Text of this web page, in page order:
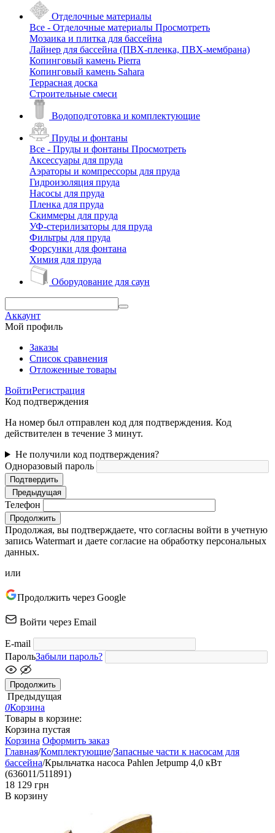
Отделочные материалы
Все - Отделочные материалы Просмотреть
Мозаика и плитка для бассейна
Лайнер для бассейна (ПВХ-пленка, ПВХ-мембрана)
Копинговый камень Pierra
Копинговый камень Sahara
Террасная доска
Строительные смеси
Водоподготовка и комплектующие
Пруды и фонтаны
Все - Пруды и фонтаны Просмотреть
Аксессуары для пруда
Аэраторы и компрессоры для пруда
Гидроизоляция пруда
Насосы для пруда
Пленка для пруда
Скиммеры для пруда
УФ-стерилизаторы для пруда
Фильтры для пруда
Форсунки для фонтана
Химия для пруда
Оборудование для саун
Аккаунт
Мой профиль
Заказы
Список сравнения
Отложенные товары
ВойтиРегистрация
Код подтверждения
На номер был отправлен код для подтверждения. Код
действителен в течение 3 минут.
Не получили код подтверждения?
Одноразовый пароль
Подтвердить
Предыдущая
Телефон
Продолжить
Продолжая, вы подтверждаете, что согласны войти в учетную
запись Watermart и даете согласие на обработку персональных
данных.
или
Продолжить через Google
Войти через Email
E-mail
ПарольЗабыли пароль?
Продолжить
Предыдущая
0Корзина
Товары в корзине:
Корзина пустая
Корзина Оформить заказ
Главная/Комплектующие/Запасные части к насосам для
бассейна/Крыльчатка насоса Pahlen Jetpump 4,0 кВт
(636011/511891)
‍18 129‍ грн
В корзину